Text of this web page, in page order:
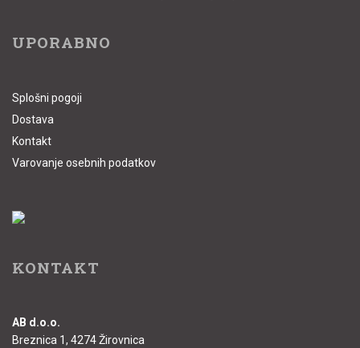
UPORABNO
Splošni pogoji
Dostava
Kontakt
Varovanje osebnih podatkov
KONTAKT
AB d.o.o.
Breznica 1, 4274 Žirovnica